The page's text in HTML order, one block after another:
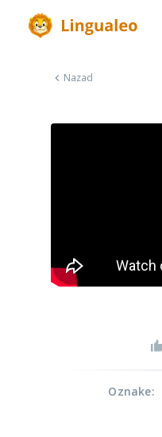
Nazad
Oznake: